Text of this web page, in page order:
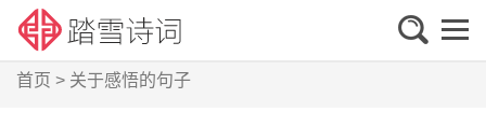
首页 > 关于感悟的句子